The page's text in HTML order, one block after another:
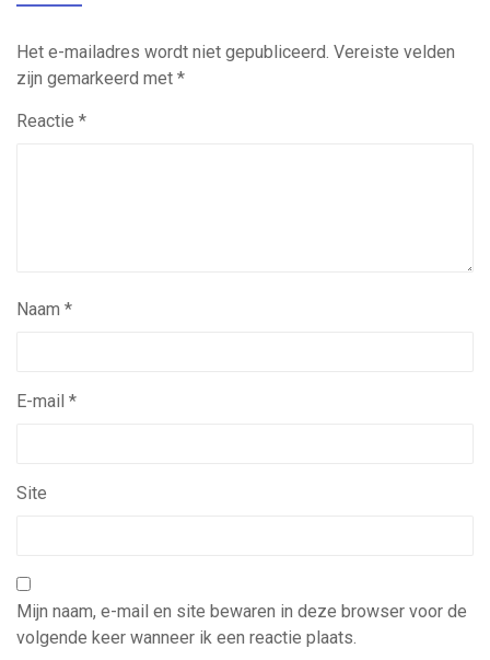
Het e-mailadres wordt niet gepubliceerd. Vereiste velden
zijn gemarkeerd met *
Reactie *
Naam *
E-mail *
Site
Mijn naam, e-mail en site bewaren in deze browser voor de
volgende keer wanneer ik een reactie plaats.